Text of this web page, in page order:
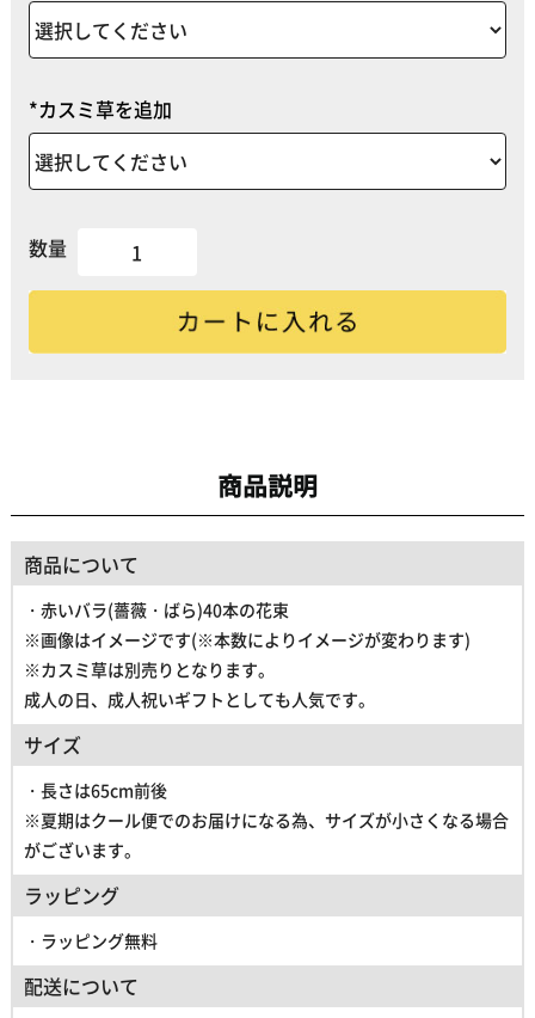
*カスミ草を追加
数量
商品説明
商品について
・赤いバラ(薔薇・ばら)40本の花束
※画像はイメージです(※本数によりイメージが変わります)
※カスミ草は別売りとなります。
成人の日、成人祝いギフトとしても人気です。
サイズ
・長さは65cm前後
※夏期はクール便でのお届けになる為、サイズが小さくなる場合
がございます。
ラッピング
・ラッピング無料
配送について